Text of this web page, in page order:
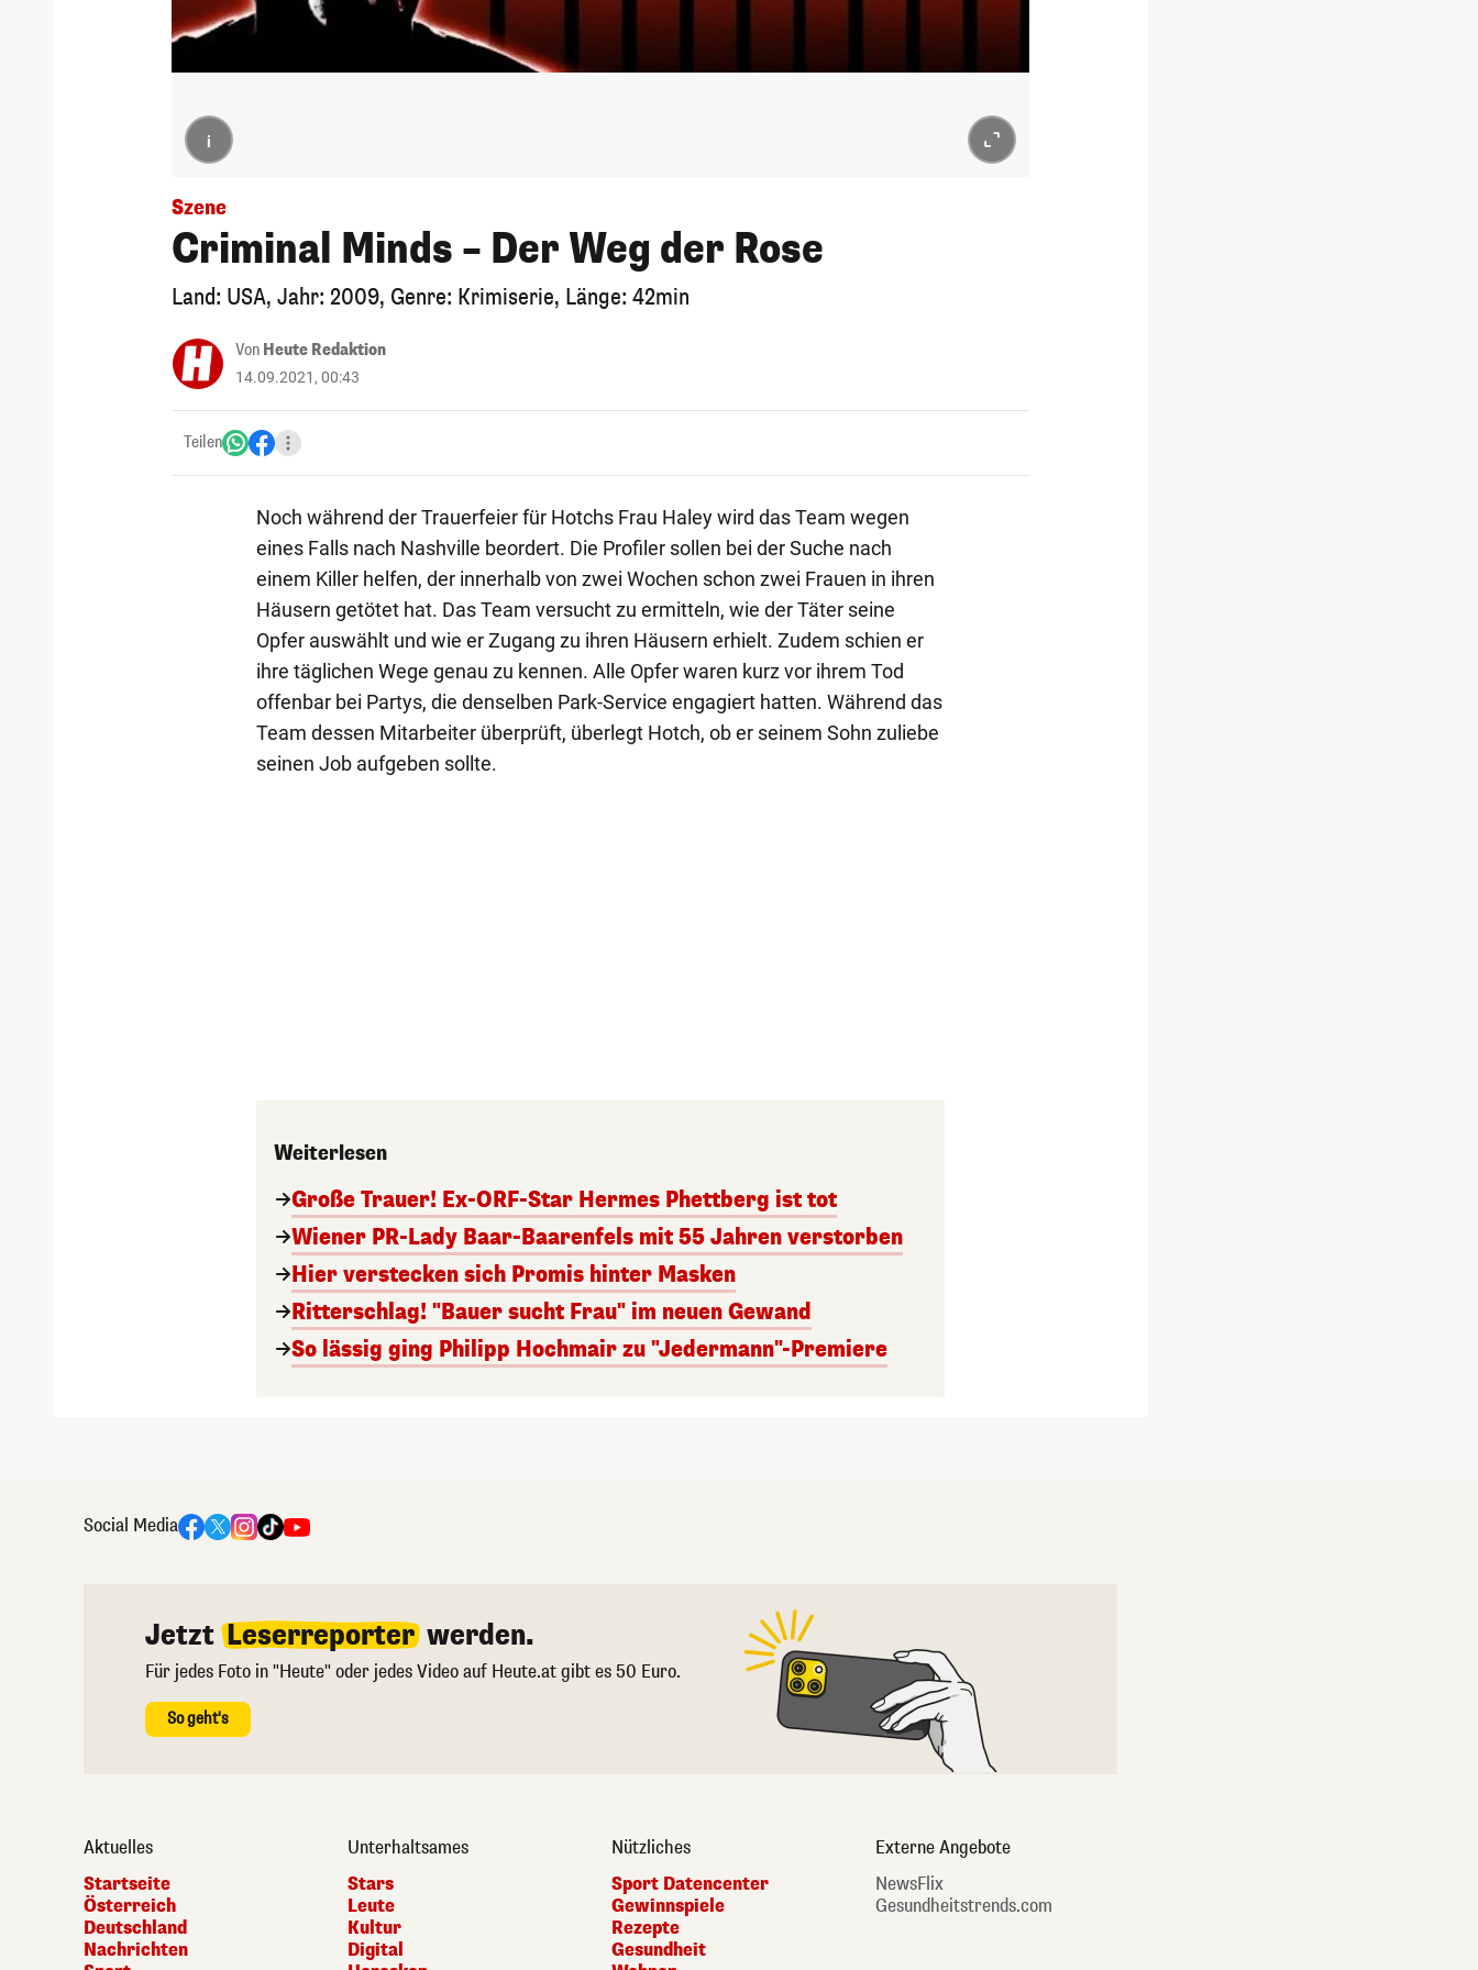
i
Szene
Criminal Minds – Der Weg der Rose
Land: USA, Jahr: 2009, Genre: Krimiserie, Länge: 42min
Von Heute Redaktion
14.09.2021, 00:43
Teilen
Noch während der Trauerfeier für Hotchs Frau Haley wird das Team wegen
eines Falls nach Nashville beordert. Die Profiler sollen bei der Suche nach
einem Killer helfen, der innerhalb von zwei Wochen schon zwei Frauen in ihren
Häusern getötet hat. Das Team versucht zu ermitteln, wie der Täter seine
Opfer auswählt und wie er Zugang zu ihren Häusern erhielt. Zudem schien er
ihre täglichen Wege genau zu kennen. Alle Opfer waren kurz vor ihrem Tod
offenbar bei Partys, die denselben Park-Service engagiert hatten. Während das
Team dessen Mitarbeiter überprüft, überlegt Hotch, ob er seinem Sohn zuliebe
seinen Job aufgeben sollte.
Weiterlesen
Große Trauer! Ex-ORF-Star Hermes Phettberg ist tot
Wiener PR-Lady Baar-Baarenfels mit 55 Jahren verstorben
Hier verstecken sich Promis hinter Masken
Ritterschlag! "Bauer sucht Frau" im neuen Gewand
So lässig ging Philipp Hochmair zu "Jedermann"-Premiere
Social Media
Jetzt Leserreporter werden.
Für jedes Foto in "Heute" oder jedes Video auf Heute.at gibt es 50 Euro.
So geht's
Aktuelles
Startseite
Österreich
Deutschland
Nachrichten
Unterhaltsames
Stars
Leute
Kultur
Digital
Nützliches
Sport Datencenter
Gewinnspiele
Rezepte
Gesundheit
Externe Angebote
NewsFlix
Gesundheitstrends.com